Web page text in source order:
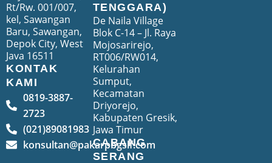
Rt/Rw. 001/007,
kel, Sawangan
Baru, Sawangan,
Depok City, West
Java 16511
KONTAK
KAMI
0819-3887-
2723
(021)89081983
konsultan@pakarpbgslf.com
TENGGARA)
De Naila Village
Blok C-14 – Jl. Raya
Mojosarirejo,
RT006/RW014,
Kelurahan
Sumput,
Kecamatan
Driyorejo,
Kabupaten Gresik,
Jawa Timur
CABANG
SERANG